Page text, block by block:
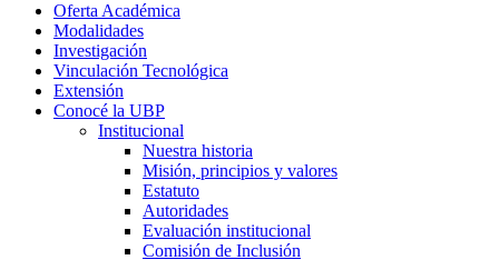
Oferta Académica
Modalidades
Investigación
Vinculación Tecnológica
Extensión
Conocé la UBP
Institucional
Nuestra historia
Misión, principios y valores
Estatuto
Autoridades
Evaluación institucional
Comisión de Inclusión